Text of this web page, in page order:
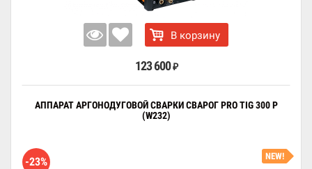
В корзину
123 600 ₽
АППАРАТ АРГОНОДУГОВОЙ СВАРКИ СВАРОГ PRO TIG 300 P
(W232)
NEW!
-23%